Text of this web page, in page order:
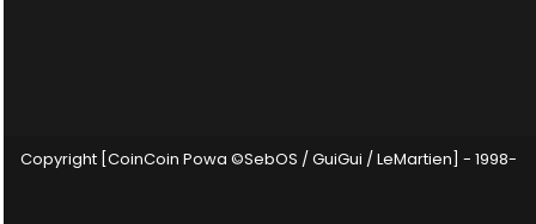
Copyright [CoinCoin Powa ©SebOS / GuiGui / LeMartien] - 1998-